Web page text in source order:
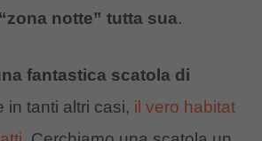
notte” tutta sua.
fantastica scatola di
in tanti altri casi, il vero habitat